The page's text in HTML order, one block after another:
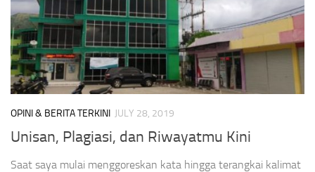
OPINI & BERITA TERKINI JULY 28, 2019
Unisan, Plagiasi, dan Riwayatmu Kini
Saat saya mulai menggoreskan kata hingga terangkai kalimat